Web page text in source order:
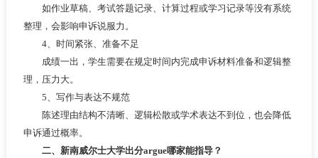
如作业草稿、考试答题记录、计算过程或学习记录等没有系统
整理，会影响申诉说服力。
4、时间紧张、准备不足
成绩一出，学生需要在规定时间内完成申诉材料准备和逻辑整
理，压力大。
5、写作与表达不规范
陈述理由结构不清晰、逻辑松散或学术表达不到位，也会降低
申诉通过概率。
二、新南威尔士大学出分argue哪家能指导？